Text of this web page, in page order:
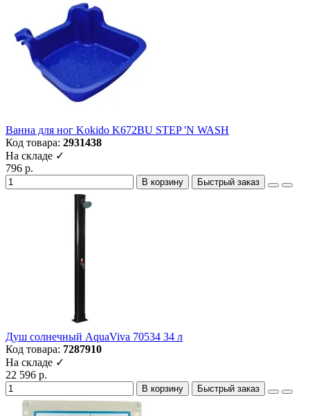
Ванна для ног Kokido K672BU STEP 'N WASH
Код товара: 2931438
На складе ✓
796 р.
В корзину Быстрый заказ
Душ солнечный AquaViva 70534 34 л
Код товара: 7287910
На складе ✓
22 596 р.
В корзину Быстрый заказ